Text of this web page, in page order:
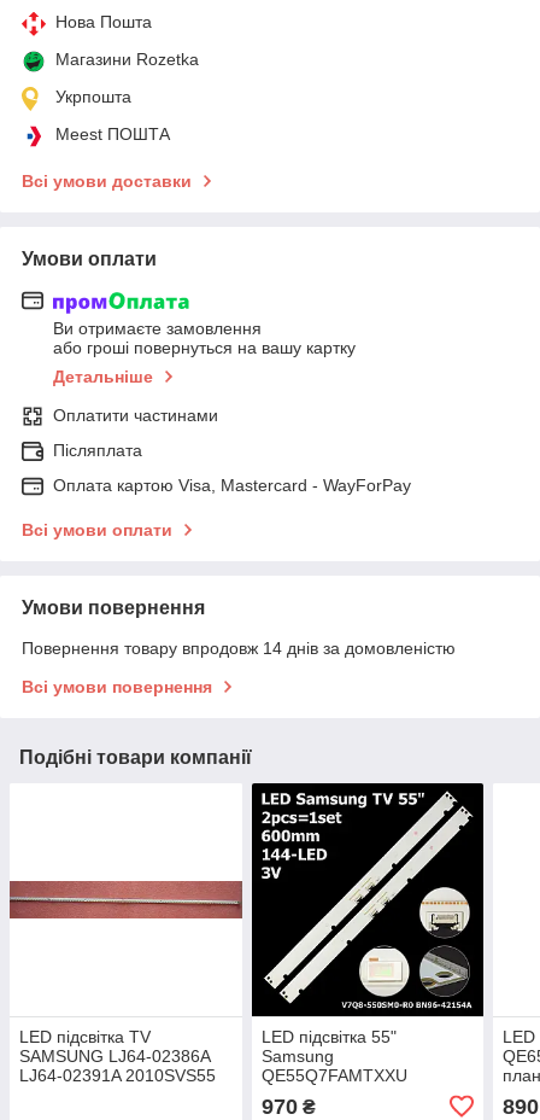
Нова Пошта
Магазини Rozetka
Укрпошта
Meest ПОШТА
Всі умови доставки
Умови оплати
Ви отримаєте замовлення
або гроші повернуться на вашу картку
Детальніше
Оплатити частинами
Післяплата
Оплата картою Visa, Mastercard - WayForPay
Всі умови оплати
Умови повернення
Повернення товару впродовж 14 днів за домовленістю
Всі умови повернення
Подібні товари компанії
LED підсвітка TV
SAMSUNG LJ64-02386A
LJ64-02391A 2010SVS55
LED підсвітка 55"
Samsung
QE55Q7FAMTXXU
QE55Q8CAMT 1 планка
970₴
LED
890